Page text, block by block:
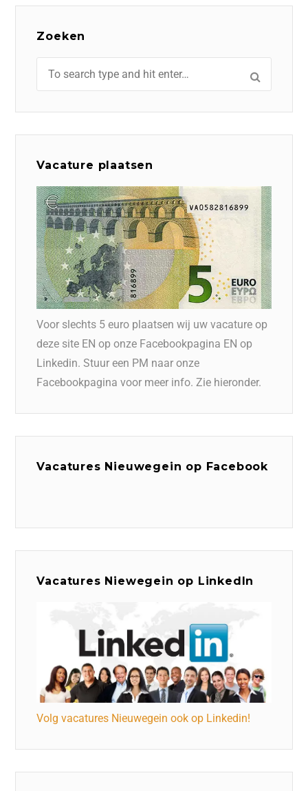
Zoeken
Vacature plaatsen
Voor slechts 5 euro plaatsen wij uw vacature op
deze site EN op onze Facebookpagina EN op
Linkedin. Stuur een PM naar onze
Facebookpagina voor meer info. Zie hieronder.
Vacatures Nieuwegein op Facebook
Vacatures Niewegein op LinkedIn
Volg vacatures Nieuwegein ook op Linkedin!